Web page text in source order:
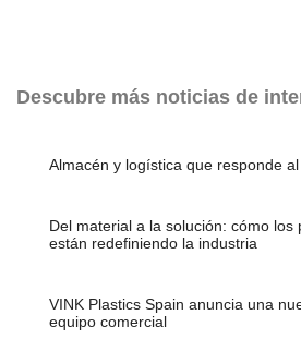
Descubre más noticias de
Almacén y logística que responde
Del material a la solución: cómo los
están redefiniendo la industria
VINK Plastics Spain anuncia una
equipo comercial